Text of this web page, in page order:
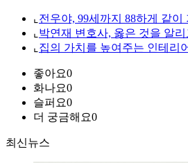
⌞ 전우야, 99세까지 88하게 같이
⌞ 박연재 변호사, 옳은 것을 알
⌞ 집의 가치를 높여주는 인테리
좋아요0
화나요0
슬퍼요0
더 궁금해요0
최신뉴스